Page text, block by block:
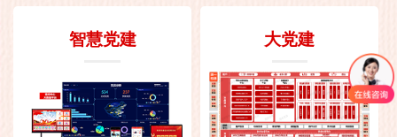
智慧党建 大党建